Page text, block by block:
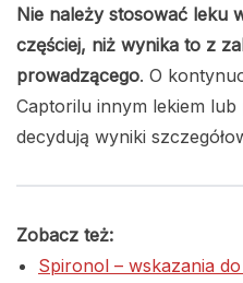
Nie należy stosować leku
częściej, niż wynika to z
prowadzącego. O
Captorilu innym lekiem
decydują wyniki
Zobacz też:
Spironol – wskazania